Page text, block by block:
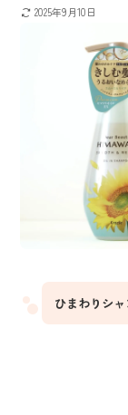
2025年9月10日
ひまわりシ